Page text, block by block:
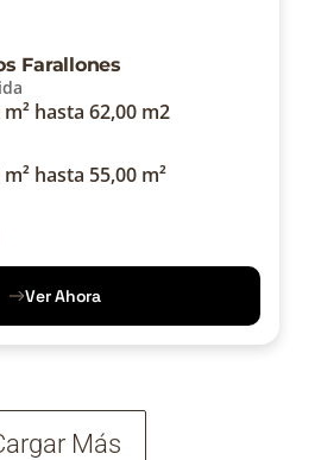
Farallones
hasta 62,00 m2
hasta 55,00 m²
Ver Ahora
Más